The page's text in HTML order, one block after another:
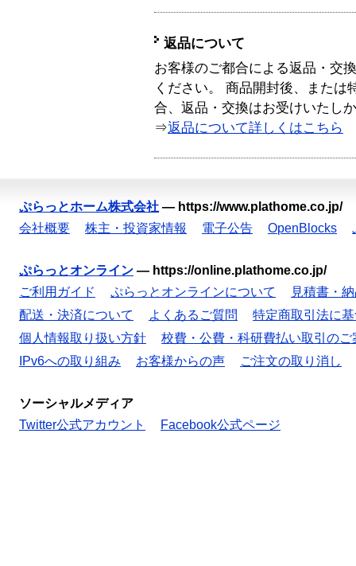
返品について
お客様のご都合による返品・交
ください。 商品開封後、または
合、返品・交換はお受けいたし
⇒返品について詳しくはこちら
ぷらっとホーム株式会社 — https://www.plathome.co.jp/
会社概要
株主・投資家情報 電子公告 OpenBlocks
ぷらっとオンライン — https://online.plathome.co.jp/
ご利用ガイド
ぷらっとオンラインについて
見積書・
配送・決済について
よくあるご質問
特定商取引法に
個人情報取り扱い方針
校費・公費・科研費払い取引のご
IPv6への取り組み
お客様からの声 ご注文の取り消し
ソーシャルメディア
Twitter公式アカウント
Facebook公式ページ